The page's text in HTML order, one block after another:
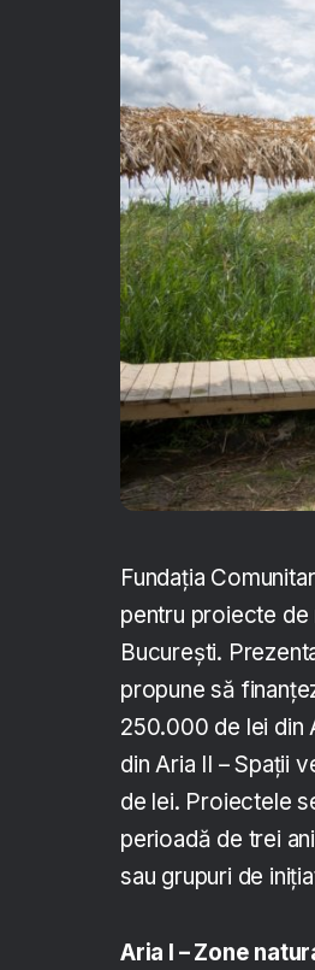
Fundația
pentru proiecte de
București.
propune să
250.000 de lei din
din Aria II – Spații
de lei. Proiectele
perioadă de trei
sau grupuri de
Aria I – Zone